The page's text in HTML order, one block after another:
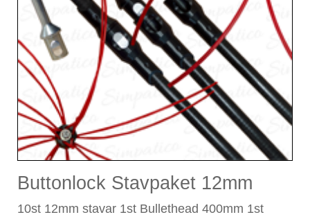
Buttonlock Stavpaket 12mm
10st 12mm stavar 1st Bullethead 400mm 1st